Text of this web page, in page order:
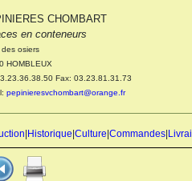
CHOMBART
en conteneurs
osiers
HOMBLEUX
Fax: 03.23.81.31.73
pepinieresvchombart@orange.fr
Historique Culture Commandes